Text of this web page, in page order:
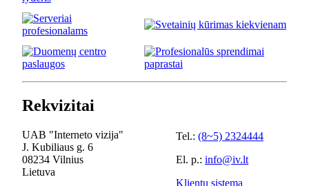
Rekvizitai
UAB "Interneto vizija"
J. Kubiliaus g. 6
08234 Vilnius
Lietuva
Tel.: (8~5) 2324444
El. p.: info@iv.lt
Klientų sistema